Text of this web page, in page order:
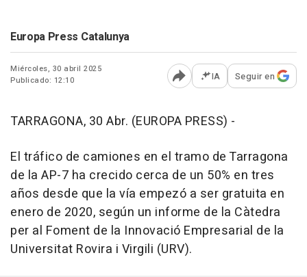
Europa Press Catalunya
Miércoles, 30 abril 2025
Publicado: 12:10
Abrir opciones para
IA Seguir en
TARRAGONA, 30 Abr. (EUROPA PRESS) -
El tráfico de camiones en el tramo de Tarragona
de la AP-7 ha crecido cerca de un 50% en tres
años desde que la vía empezó a ser gratuita en
enero de 2020, según un informe de la Càtedra
per al Foment de la Innovació Empresarial de la
Universitat Rovira i Virgili (URV).